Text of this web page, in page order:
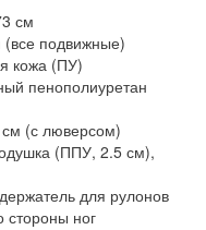
см
(все подвижные)
кожа (ПУ)
пенополиуретан
(с люверсом)
(ППУ, 2.5 см),
для рулонов
стороны ног